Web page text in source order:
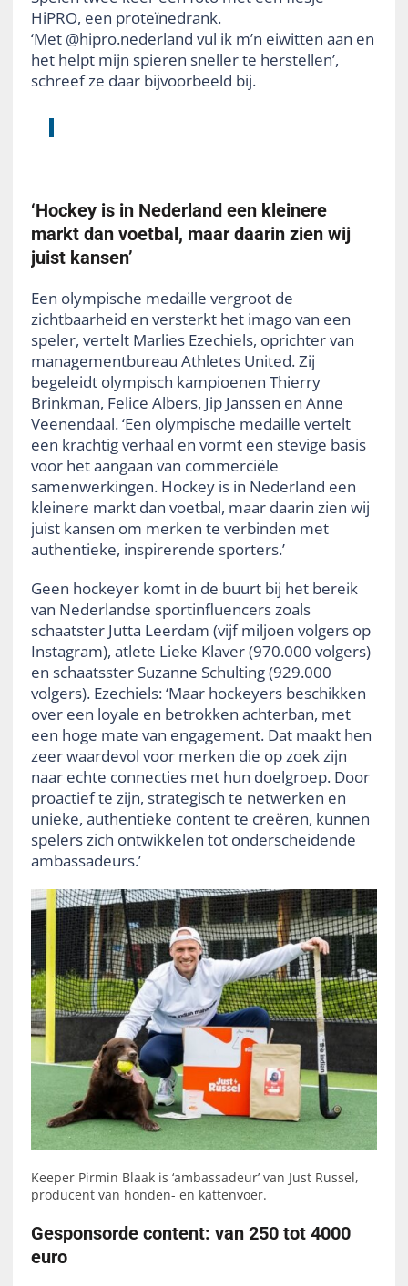
HiPRO, een proteïnedrank.
‘Met @hipro.nederland vul ik m’n eiwitten aan en
het helpt mijn spieren sneller te herstellen’,
schreef ze daar bijvoorbeeld bij.
‘Hockey is in Nederland een kleinere
markt dan voetbal, maar daarin zien wij
juist kansen’
Een olympische medaille vergroot de
zichtbaarheid en versterkt het imago van een
speler, vertelt Marlies Ezechiels, oprichter van
managementbureau Athletes United. Zij
begeleidt olympisch kampioenen Thierry
Brinkman, Felice Albers, Jip Janssen en Anne
Veenendaal. ‘Een olympische medaille vertelt
een krachtig verhaal en vormt een stevige basis
voor het aangaan van commerciële
samenwerkingen. Hockey is in Nederland een
kleinere markt dan voetbal, maar daarin zien wij
juist kansen om merken te verbinden met
authentieke, inspirerende sporters.’
Geen hockeyer komt in de buurt bij het bereik
van Nederlandse sportinfluencers zoals
schaatster Jutta Leerdam (vijf miljoen volgers op
Instagram), atlete Lieke Klaver (970.000 volgers)
en schaatsster Suzanne Schulting (929.000
volgers). Ezechiels: ‘Maar hockeyers beschikken
over een loyale en betrokken achterban, met
een hoge mate van engagement. Dat maakt hen
zeer waardevol voor merken die op zoek zijn
naar echte connecties met hun doelgroep. Door
proactief te zijn, strategisch te netwerken en
unieke, authentieke content te creëren, kunnen
spelers zich ontwikkelen tot onderscheidende
ambassadeurs.’
Keeper Pirmin Blaak is ‘ambassadeur’ van Just Russel,
producent van honden- en kattenvoer.
Gesponsorde content: van 250 tot 4000
euro